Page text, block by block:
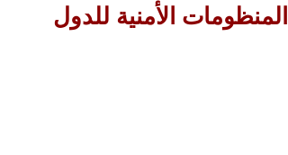
المنظومات الأمنية للدول